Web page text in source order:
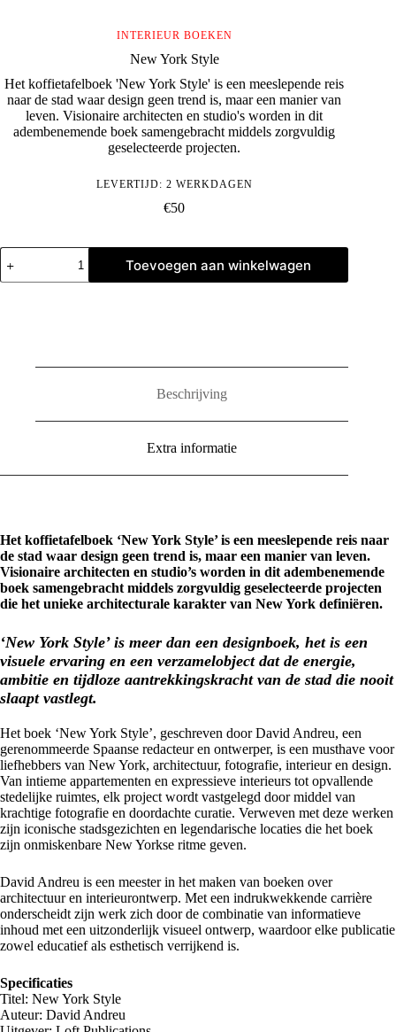
INTERIEUR BOEKEN
New York Style
Het koffietafelboek 'New York Style' is een meeslepende reis
naar de stad waar design geen trend is, maar een manier van
leven. Visionaire architecten en studio's worden in dit
adembenemende boek samengebracht middels zorgvuldig
geselecteerde projecten.
LEVERTIJD: 2 WERKDAGEN
€50
New
York
Style
Toevoegen aan winkelwagen
Beschrijving
Extra informatie
Het koffietafelboek ‘New York Style’ is een meeslepende reis naar
de stad waar design geen trend is, maar een manier van leven.
Visionaire architecten en studio’s worden in dit adembenemende
boek samengebracht middels zorgvuldig geselecteerde projecten
die het unieke architecturale karakter van New York definiëren.
‘New York Style’ is meer dan een designboek, het is een
visuele ervaring en een verzamelobject dat de energie,
ambitie en tijdloze aantrekkingskracht van de stad die nooit
slaapt vastlegt.
Het boek ‘New York Style’, geschreven door David Andreu, een
gerenommeerde Spaanse redacteur en ontwerper, is een musthave voor
liefhebbers van New York, architectuur, fotografie, interieur en design.
Van intieme appartementen en expressieve interieurs tot opvallende
stedelijke ruimtes, elk project wordt vastgelegd door middel van
krachtige fotografie en doordachte curatie. Verweven met deze werken
zijn iconische stadsgezichten en legendarische locaties die het boek
zijn onmiskenbare New Yorkse ritme geven.
David Andreu is een meester in het maken van boeken over
architectuur en interieurontwerp. Met een indrukwekkende carrière
onderscheidt zijn werk zich door de combinatie van informatieve
inhoud met een uitzonderlijk visueel ontwerp, waardoor elke publicatie
zowel educatief als esthetisch verrijkend is.
Specificaties
Titel: New York Style
Auteur: David Andreu